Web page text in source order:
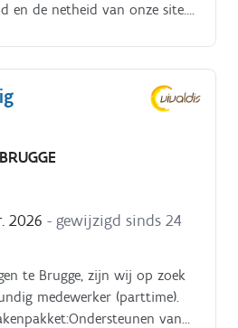
en de netheid van onze site.
aan de facility coördinator,
voor collega’s die
contacteren. Je taken:-
en
de site.- Correct sorteren van
van de site,
roosters bij regen en zorgen
Uitvoeren van kleine
van lampen, klinken,
en lavabo’s.- Onderhouden
BRUGGE
2026 - gewijzigd sinds 24
te Brugge, zijn wij op zoek
medewerker (parttime).
van